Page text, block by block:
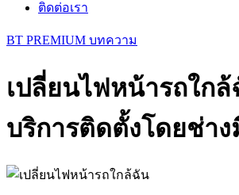
ติดต่อเรา
BT PREMIUM บทความ
เปลี่ยนไฟหน้ารถใก
บริการติดตั้งโดยช่า